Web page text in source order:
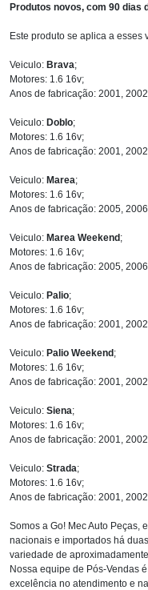
Produtos novos, com 90 dias
Este produto se aplica a esses
Veiculo: Brava;
Motores: 1.6 16v;
Anos de fabricação: 2001,
Veiculo: Doblo;
Motores: 1.6 16v;
Anos de fabricação: 2001,
Veiculo: Marea;
Motores: 1.6 16v;
Anos de fabricação: 2005,
Veiculo: Marea Weekend;
Motores: 1.6 16v;
Anos de fabricação: 2005,
Veiculo: Palio;
Motores: 1.6 16v;
Anos de fabricação: 2001,
Veiculo: Palio Weekend;
Motores: 1.6 16v;
Anos de fabricação: 2001,
Veiculo: Siena;
Motores: 1.6 16v;
Anos de fabricação: 2001,
Veiculo: Strada;
Motores: 1.6 16v;
Anos de fabricação: 2001,
Somos a Go! Mec Auto Peças,
nacionais e importados há
variedade de
Nossa equipe de Pós-Vendas
excelência no atendimento e